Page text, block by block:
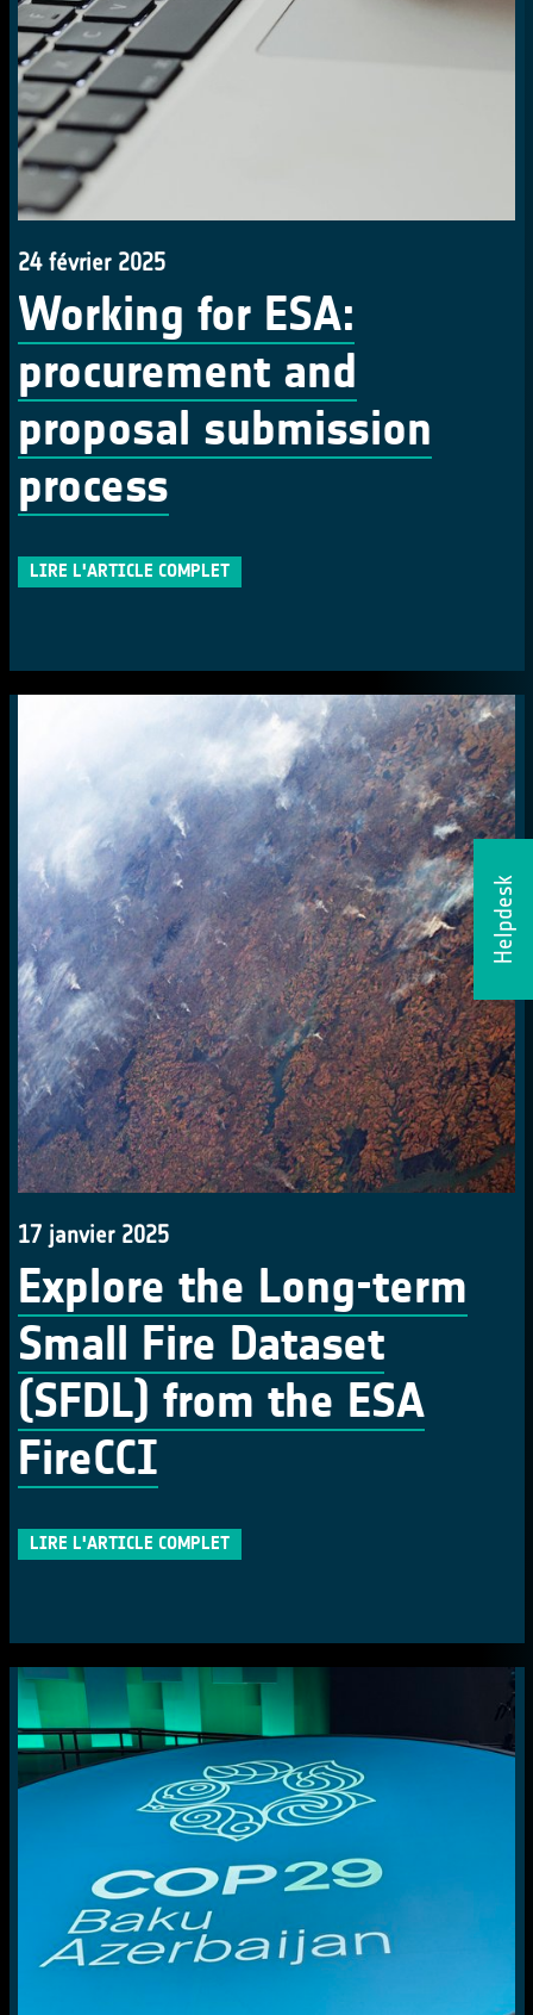
Helpdesk
24 février 2025
Working for ESA:
procurement and
proposal submission
process
LIRE L'ARTICLE COMPLET
17 janvier 2025
Explore the Long-term
Small Fire Dataset
(SFDL) from the ESA
FireCCI
LIRE L'ARTICLE COMPLET